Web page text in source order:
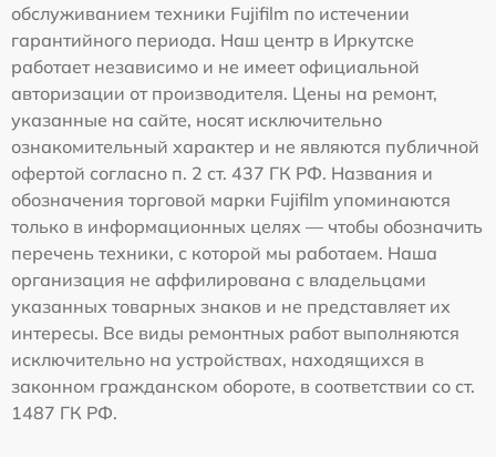
обслуживанием техники Fujifilm по истечении
гарантийного периода. Наш центр в Иркутске
работает независимо и не имеет официальной
авторизации от производителя. Цены на ремонт,
указанные на сайте, носят исключительно
ознакомительный характер и не являются публичной
офертой согласно п. 2 ст. 437 ГК РФ. Названия и
обозначения торговой марки Fujifilm упоминаются
только в информационных целях — чтобы обозначить
перечень техники, с которой мы работаем. Наша
организация не аффилирована с владельцами
указанных товарных знаков и не представляет их
интересы. Все виды ремонтных работ выполняются
исключительно на устройствах, находящихся в
законном гражданском обороте, в соответствии со ст.
1487 ГК РФ.